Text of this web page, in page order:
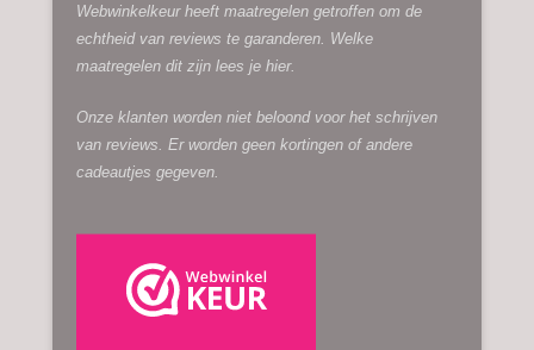
Webwinkelkeur heeft maatregelen getroffen om de
echtheid van reviews te garanderen. Welke
maatregelen dit zijn lees je hier.
Onze klanten worden niet beloond voor het schrijven
van reviews. Er worden geen kortingen of andere
cadeautjes gegeven.